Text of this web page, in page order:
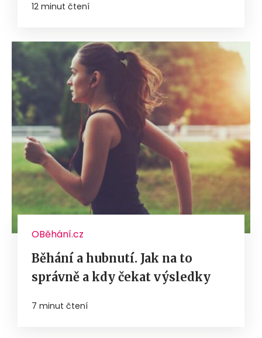
12 minut čtení
OBěhání.cz
Běhání a hubnutí. Jak na to
správně a kdy čekat výsledky
7 minut čtení